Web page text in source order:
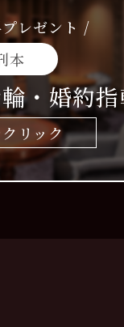
レゼント /
本
・婚約
リック